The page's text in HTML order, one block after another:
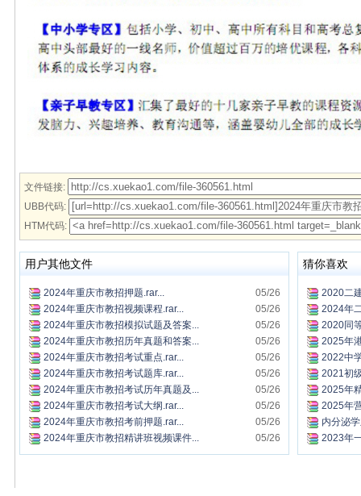
文件链接:
UBB代码:
HTM代码:
用户其他文件
05/26
2024年重庆市教招押题.rar...
05/26
2024年重庆市教招视频课程.rar...
05/26
2024年重庆市教招模拟试题及答案...
05/26
2024年重庆市教招历年真题和答案...
05/26
2024年重庆市教招考试重点.rar...
05/26
2024年重庆市教招考试题库.rar...
05/26
2024年重庆市教招考试历年真题及...
05/26
2024年重庆市教招考试大纲.rar...
05/26
2024年重庆市教招考前押题.rar...
05/26
2024年重庆市教招精讲班视频课件...
猜你喜欢
2020二
2024年
2020同
2025年
2022中
2021初
2025年
2025年
内分泌
2023年